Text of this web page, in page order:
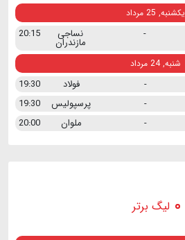
یکشنبه, 25 مرداد
- نساجی
مازندران
20:15
شنبه, 24 مرداد
- فولاد
19:30
- پرسپولیس
19:30
- ملوان 20:00
لیگ برتر